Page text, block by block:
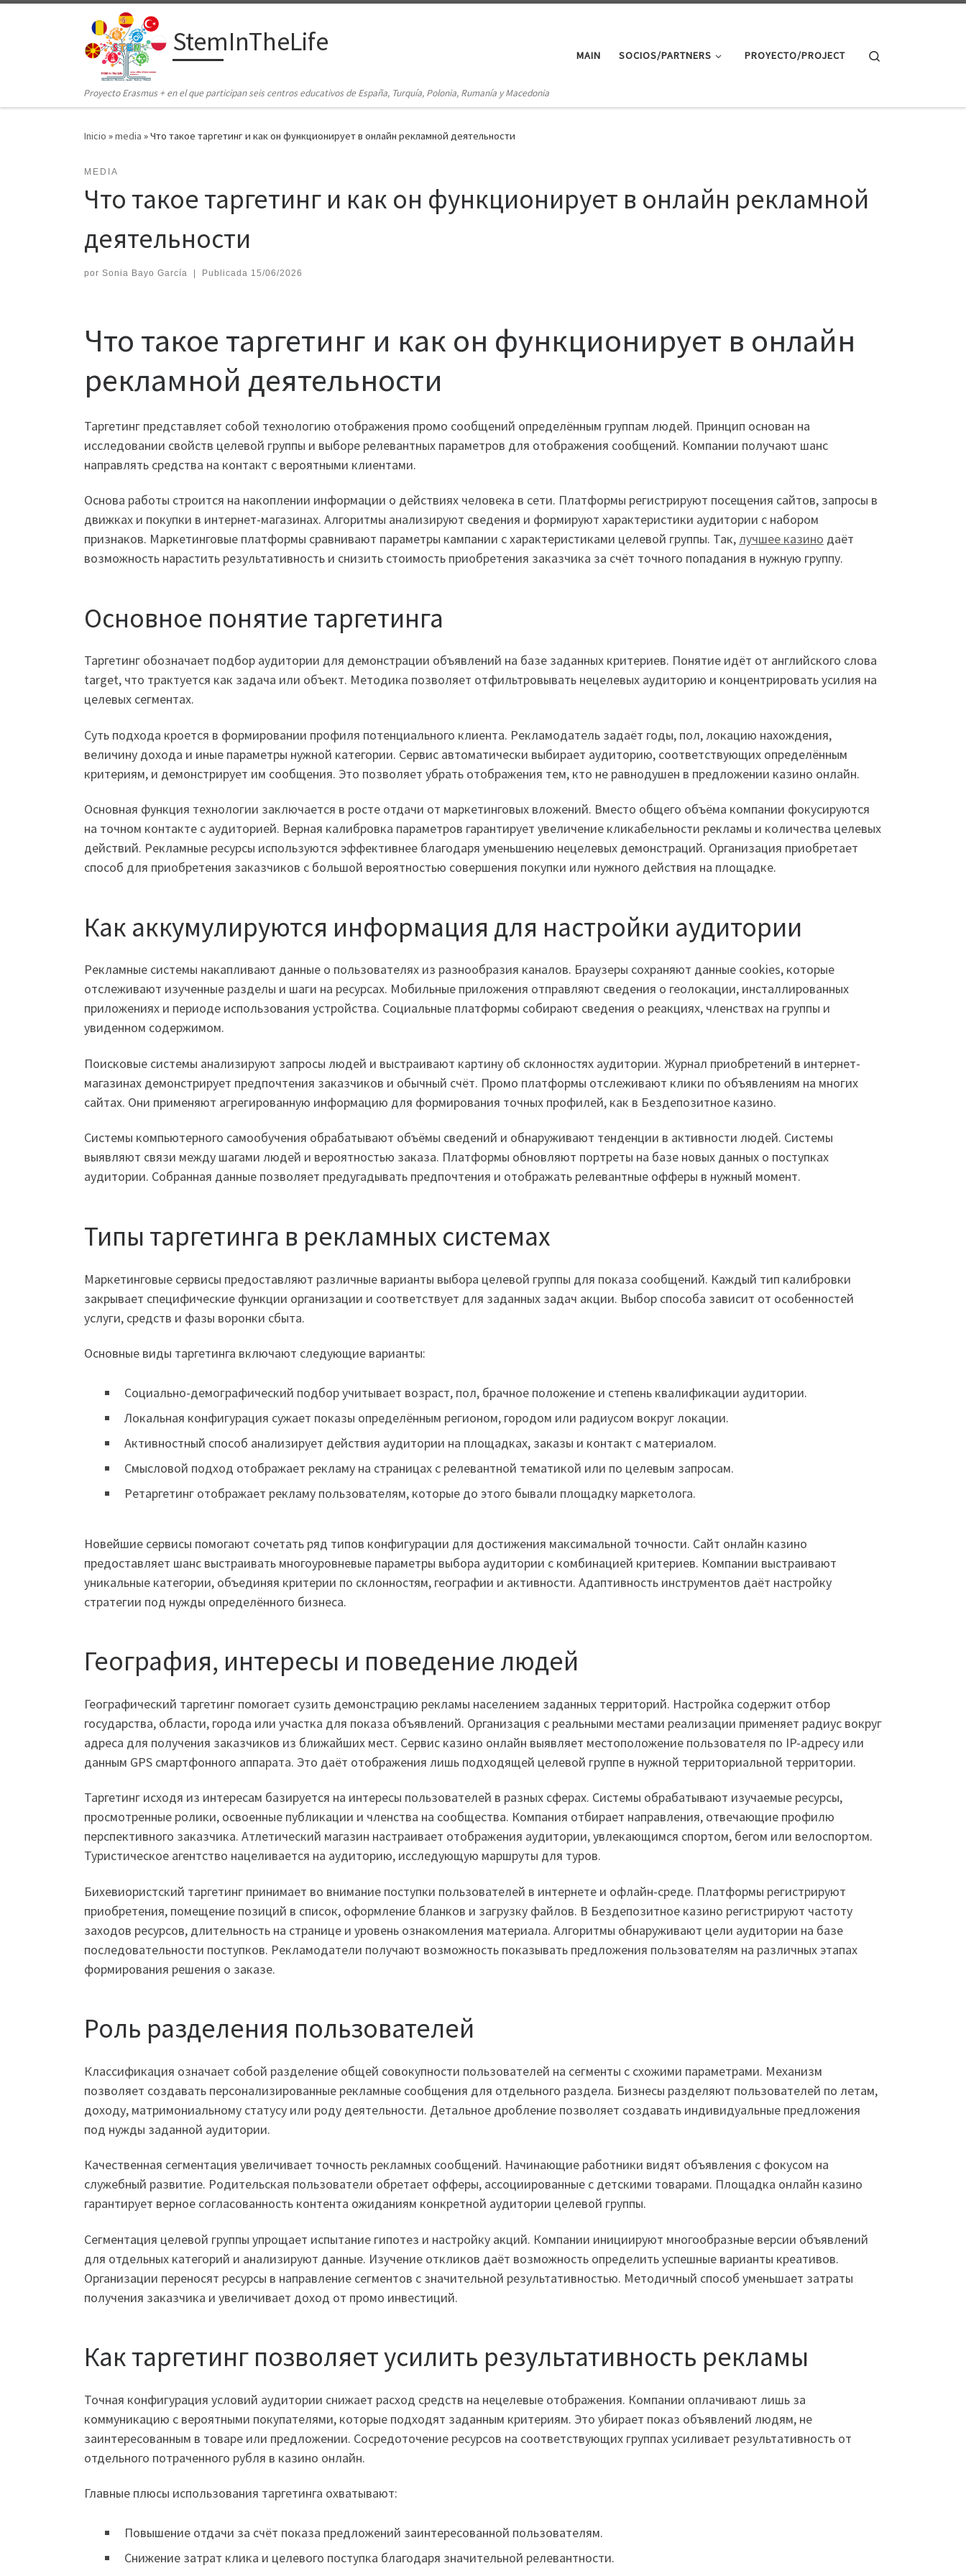
Saltar al contenido
StemInTheLife
Proyecto Erasmus + en el que participan seis centros educativos de España, Turquía, Polonia, Rumanía y Macedonia
MAIN SOCIOS/PARTNERS PROYECTO/PROJECT
Inicio »media »Что такое таргетинг и как он функционирует в онлайн рекламной деятельности
MEDIA
Что такое таргетинг и как он функционирует в онлайн рекламной
деятельности
por Sonia Bayo García Publicada 15/06/2026
Что такое таргетинг и как он функционирует в онлайн
рекламной деятельности
Таргетинг представляет собой технологию отображения промо сообщений определённым группам людей. Принцип основан на
исследовании свойств целевой группы и выборе релевантных параметров для отображения сообщений. Компании получают шанс
направлять средства на контакт с вероятными клиентами.
Основа работы строится на накоплении информации о действиях человека в сети. Платформы регистрируют посещения сайтов, запросы в
движках и покупки в интернет-магазинах. Алгоритмы анализируют сведения и формируют характеристики аудитории с набором
признаков. Маркетинговые платформы сравнивают параметры кампании с характеристиками целевой группы. Так,лучшее казино даёт
возможность нарастить результативность и снизить стоимость приобретения заказчика за счёт точного попадания в нужную группу.
Основное понятие таргетинга
Таргетинг обозначает подбор аудитории для демонстрации объявлений на базе заданных критериев. Понятие идёт от английского слова
target, что трактуется как задача или объект. Методика позволяет отфильтровывать нецелевых аудиторию и концентрировать усилия на
целевых сегментах.
Суть подхода кроется в формировании профиля потенциального клиента. Рекламодатель задаёт годы, пол, локацию нахождения,
величину дохода и иные параметры нужной категории. Сервис автоматически выбирает аудиторию, соответствующих определённым
критериям, и демонстрирует им сообщения. Это позволяет убрать отображения тем, кто не равнодушен в предложении казино онлайн.
Основная функция технологии заключается в росте отдачи от маркетинговых вложений. Вместо общего объёма компании фокусируются
на точном контакте с аудиторией. Верная калибровка параметров гарантирует увеличение кликабельности рекламы и количества целевых
действий. Рекламные ресурсы используются эффективнее благодаря уменьшению нецелевых демонстраций. Организация приобретает
способ для приобретения заказчиков с большой вероятностью совершения покупки или нужного действия на площадке.
Как аккумулируются информация для настройки аудитории
Рекламные системы накапливают данные о пользователях из разнообразия каналов. Браузеры сохраняют данные cookies, которые
отслеживают изученные разделы и шаги на ресурсах. Мобильные приложения отправляют сведения о геолокации, инсталлированных
приложениях и периоде использования устройства. Социальные платформы собирают сведения о реакциях, членствах на группы и
увиденном содержимом.
Поисковые системы анализируют запросы людей и выстраивают картину об склонностях аудитории. Журнал приобретений в интернет-
магазинах демонстрирует предпочтения заказчиков и обычный счёт. Промо платформы отслеживают клики по объявлениям на многих
сайтах. Они применяют агрегированную информацию для формирования точных профилей, как в Бездепозитное казино.
Системы компьютерного самообучения обрабатывают объёмы сведений и обнаруживают тенденции в активности людей. Системы
выявляют связи между шагами людей и вероятностью заказа. Платформы обновляют портреты на базе новых данных о поступках
аудитории. Собранная данные позволяет предугадывать предпочтения и отображать релевантные офферы в нужный момент.
Типы таргетинга в рекламных системах
Маркетинговые сервисы предоставляют различные варианты выбора целевой группы для показа сообщений. Каждый тип калибровки
закрывает специфические функции организации и соответствует для заданных задач акции. Выбор способа зависит от особенностей
услуги, средств и фазы воронки сбыта.
Основные виды таргетинга включают следующие варианты:
Социально-демографический подбор учитывает возраст, пол, брачное положение и степень квалификации аудитории.
Локальная конфигурация сужает показы определённым регионом, городом или радиусом вокруг локации.
Активностный способ анализирует действия аудитории на площадках, заказы и контакт с материалом.
Смысловой подход отображает рекламу на страницах с релевантной тематикой или по целевым запросам.
Ретаргетинг отображает рекламу пользователям, которые до этого бывали площадку маркетолога.
Новейшие сервисы помогают сочетать ряд типов конфигурации для достижения максимальной точности. Сайт онлайн казино
предоставляет шанс выстраивать многоуровневые параметры выбора аудитории с комбинацией критериев. Компании выстраивают
уникальные категории, объединяя критерии по склонностям, географии и активности. Адаптивность инструментов даёт настройку
стратегии под нужды определённого бизнеса.
География, интересы и поведение людей
Географический таргетинг помогает сузить демонстрацию рекламы населением заданных территорий. Настройка содержит отбор
государства, области, города или участка для показа объявлений. Организация с реальными местами реализации применяет радиус вокруг
адреса для получения заказчиков из ближайших мест. Сервис казино онлайн выявляет местоположение пользователя по IP-адресу или
данным GPS смартфонного аппарата. Это даёт отображения лишь подходящей целевой группе в нужной территориальной территории.
Таргетинг исходя из интересам базируется на интересы пользователей в разных сферах. Системы обрабатывают изучаемые ресурсы,
просмотренные ролики, освоенные публикации и членства на сообщества. Компания отбирает направления, отвечающие профилю
перспективного заказчика. Атлетический магазин настраивает отображения аудитории, увлекающимся спортом, бегом или велоспортом.
Туристическое агентство нацеливается на аудиторию, исследующую маршруты для туров.
Бихевиористский таргетинг принимает во внимание поступки пользователей в интернете и офлайн-среде. Платформы регистрируют
приобретения, помещение позиций в список, оформление бланков и загрузку файлов. В Бездепозитное казино регистрируют частоту
заходов ресурсов, длительность на странице и уровень ознакомления материала. Алгоритмы обнаруживают цели аудитории на базе
последовательности поступков. Рекламодатели получают возможность показывать предложения пользователям на различных этапах
формирования решения о заказе.
Роль разделения пользователей
Классификация означает собой разделение общей совокупности пользователей на сегменты с схожими параметрами. Механизм
позволяет создавать персонализированные рекламные сообщения для отдельного раздела. Бизнесы разделяют пользователей по летам,
доходу, матримониальному статусу или роду деятельности. Детальное дробление позволяет создавать индивидуальные предложения
под нужды заданной аудитории.
Качественная сегментация увеличивает точность рекламных сообщений. Начинающие работники видят объявления с фокусом на
служебный развитие. Родительская пользователи обретает офферы, ассоциированные с детскими товарами. Площадка онлайн казино
гарантирует верное согласованность контента ожиданиям конкретной аудитории целевой группы.
Сегментация целевой группы упрощает испытание гипотез и настройку акций. Компании инициируют многообразные версии объявлений
для отдельных категорий и анализируют данные. Изучение откликов даёт возможность определить успешные варианты креативов.
Организации переносят ресурсы в направление сегментов с значительной результативностью. Методичный способ уменьшает затраты
получения заказчика и увеличивает доход от промо инвестиций.
Как таргетинг позволяет усилить результативность рекламы
Точная конфигурация условий аудитории снижает расход средств на нецелевые отображения. Компании оплачивают лишь за
коммуникацию с вероятными покупателями, которые подходят заданным критериям. Это убирает показ объявлений людям, не
заинтересованным в товаре или предложении. Сосредоточение ресурсов на соответствующих группах усиливает результативность от
отдельного потраченного рубля в казино онлайн.
Главные плюсы использования таргетинга охватывают:
Повышение отдачи за счёт показа предложений заинтересованной пользователям.
Снижение затрат клика и целевого поступка благодаря значительной релевантности.